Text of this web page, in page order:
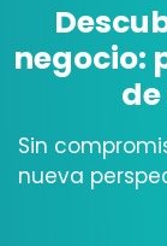
negocio:
Sin
nueva